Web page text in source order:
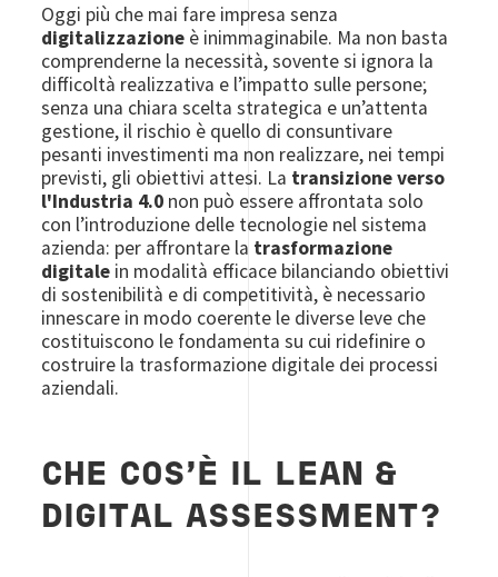
Oggi più che mai fare impresa senza
digitalizzazione è inimmaginabile. Ma non basta
comprenderne la necessità, sovente si ignora la
difficoltà realizzativa e l’impatto sulle persone;
senza una chiara scelta strategica e un’attenta
gestione, il rischio è quello di consuntivare
pesanti investimenti ma non realizzare, nei tempi
previsti, gli obiettivi attesi. La transizione verso
l'Industria 4.0 non può essere affrontata solo
con l’introduzione delle tecnologie nel sistema
azienda: per affrontare la trasformazione
digitale in modalità efficace bilanciando obiettivi
di sostenibilità e di competitività, è necessario
innescare in modo coerente le diverse leve che
costituiscono le fondamenta su cui ridefinire o
costruire la trasformazione digitale dei processi
aziendali.
CHE COS'È IL LEAN &
DIGITAL ASSESSMENT?